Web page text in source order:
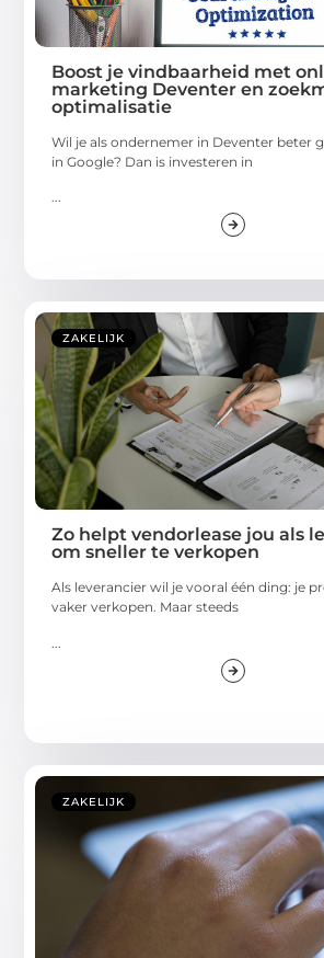
Boost je vindbaarheid met
marketing Deventer en
optimalisatie
Wil je als ondernemer in Deventer beter
in Google? Dan is investeren in
...
ZAKELIJK
Zo helpt vendorlease jou als
om sneller te verkopen
Als leverancier wil je vooral één ding: je
vaker verkopen. Maar steeds
ZAKELIJK